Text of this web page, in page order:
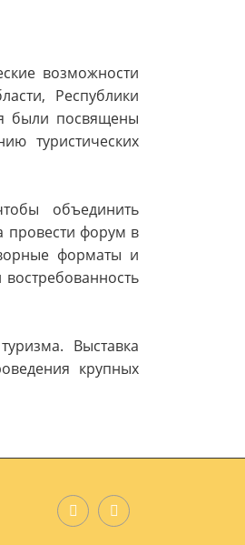
возможности
Республики
были посвящены
туристических
объединить
провести форум в
форматы и
Выставка
крупных